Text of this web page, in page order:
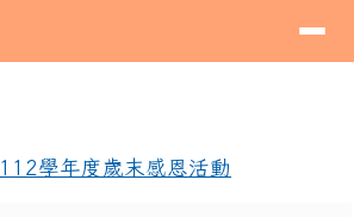
112學年度歲末感恩活動